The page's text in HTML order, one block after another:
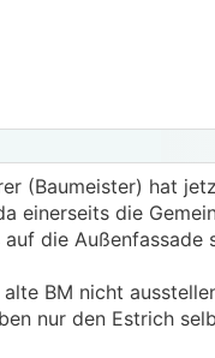
(Baumeister) hat
einerseits die
die
BM nicht
nur den Estrich